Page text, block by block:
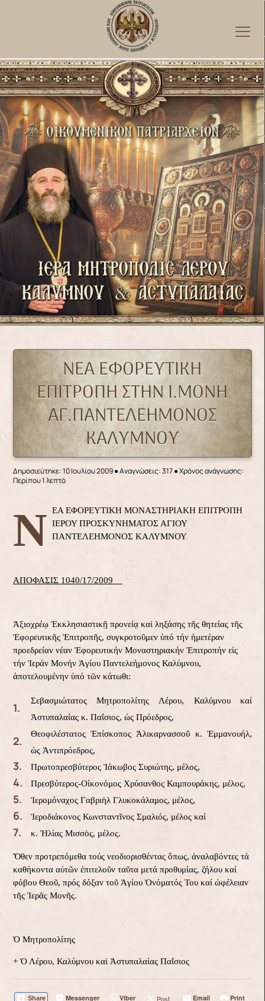
ΝΕΑ ΕΦΟΡΕΥΤΙΚΗ
ΕΠΙΤΡΟΠΗ ΣΤΗΝ Ι.ΜΟΝΗ
ΑΓ.ΠΑΝΤΕΛΕΗΜΟΝΟΣ
ΚΑΛΥΜΝΟΥ
Δημοσιεύτηκε: 10 Ιουλίου 2009●Αναγνώσεις: 317● Χρόνος ανάγνωσης:
Περίπου 1 λεπτό
Ν ΕΑ ΕΦΟΡΕΥΤΙΚΗ ΜΟΝΑΣΤΗΡΙΑΚΗ ΕΠΙΤΡΟΠΗ
ΙΕΡΟΥ ΠΡΟΣΚΥΝΗΜΑΤΟΣ ΑΓΙΟΥ
ΠΑΝΤΕΛΕΗΜΟΝΟΣ ΚΑΛΥΜΝΟΥ
ΑΠΟΦΑΣΙΣ 1040/17/2009
Ἀξιοχρέῳ Ἐκκλησιαστικῇ προνείᾳ καὶ ληξάσης τῆς θητείας τῆς
Ἐφορευτικῆς Ἐπιτροπῆς, συγκροτοῦμεν ὑπό τήν ἡμετέραν
προεδρείαν νέαν Ἐφορευτικήν Μοναστηριακήν Ἐπιτροπήν εἰς
τήν Ἱεράν Μονήν Ἁγίου Παντελεήμονος Καλύμνου,
ἀποτελουμένην ὑπό τῶν κάτωθι:
Σεβασμιώτατος Μητροπολίτης Λέρου, Καλύμνου καί
Ἀστυπαλαίας κ. Παΐσιος, ὡς Πρόεδρος,
Θεοφιλέστατος Ἐπίσκοπος Ἁλικαρνασσοῦ κ. Ἐμμανουήλ,
ὡς Ἀντιπρόεδρος,
Πρωτοπρεσβύτερος Ἰάκωβος Συριώτης, μέλος,
Πρεσβύτερος-Οἰκονόμος Χρύσανθος Καμπουράκης, μέλος,
Ἱερομόναχος Γαβριὴλ Γλυκοκάλαμος, μέλος,
Ἱεροδιάκονος Κωνσταντῖνος Σμαλιός, μέλος καί
κ. Ἠλίας Μισσὸς, μέλος.
Ὄθεν προτρεπόμεθα τούς νεοδιορισθέντας ὅπως, ἀναλαβόντες τά
καθήκοντα αὐτῶν ἐπιτελοῦν ταῦτα μετά προθυμίας, ζήλου καί
φόβου Θεοῦ, πρός δόξαν τοῦ Ἁγἰου Ὀνόματός Του καί ὠφέλειαν
τῆς Ἱερᾶς Μονῆς.
Ὁ Μητροπολίτης
+ Ὁ Λέρου, Καλύμνου καὶ Ἀστυπαλαίας Παΐσιος
Share Messenger Viber Post Email Print